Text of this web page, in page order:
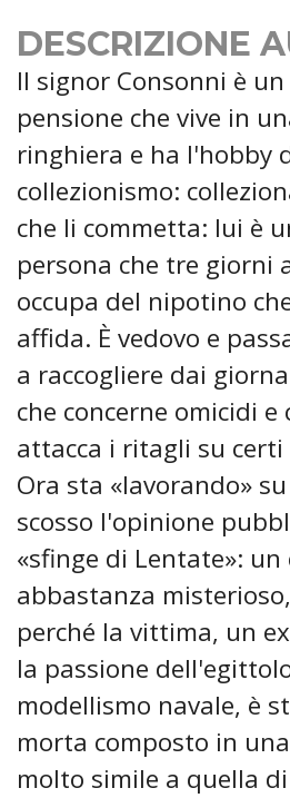
DESCRIZIONE
Il signor Consonni è
pensione che vive in
ringhiera e ha l'hobby
collezionismo:
che li commetta: lui è
persona che tre giorni
occupa del nipotino
affida. È vedovo e
a raccogliere dai
che concerne omicidi
attacca i ritagli su
Ora sta «lavorando»
scosso l'opinione
«sfinge di Lentate»: un
abbastanza
perché la vittima, un
la passione
modellismo navale, è
morta composto in
molto simile a quella